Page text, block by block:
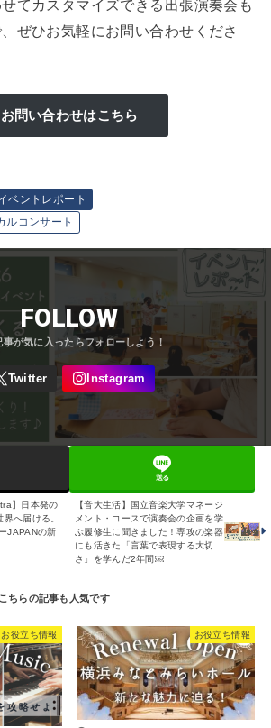
てカスタマイズできる出張演奏会も
ぜひお気軽にお問い合わせくださ
お問い合わせはこちら
ベントレポート
ルコンサート
FOLLOW
送る
】日本発の
界へ届ける。
JAPANの新
【音大生活】国立音楽大学マネージ
メント・コースで演奏会の企画を学
ぶ履修生に聞きました！専攻の楽器
にも活きた「言葉で表現する大切
さ」を学んだ2年間￼
お役立ち情報 お役立ち情報